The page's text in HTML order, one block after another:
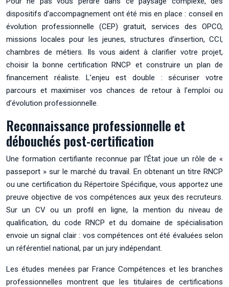
dispositifs d’accompagnement ont été mis en place : conseil en
évolution professionnelle (CEP) gratuit, services des OPCO,
missions locales pour les jeunes, structures d’insertion, CCI,
chambres de métiers. Ils vous aident à clarifier votre projet,
choisir la bonne certification RNCP et construire un plan de
financement réaliste. L’enjeu est double : sécuriser votre
parcours et maximiser vos chances de retour à l’emploi ou
d’évolution professionnelle.
Reconnaissance professionnelle et
débouchés post-certification
Une formation certifiante reconnue par l’État joue un rôle de «
passeport » sur le marché du travail. En obtenant un titre RNCP
ou une certification du Répertoire Spécifique, vous apportez une
preuve objective de vos compétences aux yeux des recruteurs.
Sur un CV ou un profil en ligne, la mention du niveau de
qualification, du code RNCP et du domaine de spécialisation
envoie un signal clair : vos compétences ont été évaluées selon
un référentiel national, par un jury indépendant.
Les études menées par France Compétences et les branches
professionnelles montrent que les titulaires de certifications